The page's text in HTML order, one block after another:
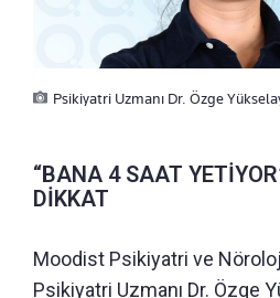
Psikiyatri Uzmanı Dr. Özge
“BANA 4 SAAT
DİKKAT
Moodist Psikiyatri ve
Psikiyatri Uzmanı Dr. Özge